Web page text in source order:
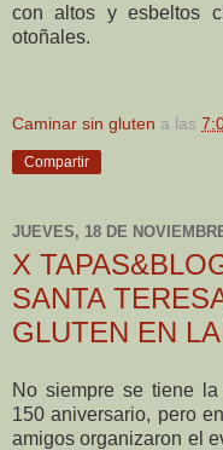
con altos y esbeltos
otoñales.
Caminar sin gluten a las
Compartir
JUEVES, 18 DE
X
SANTA
GLUTEN EN
No siempre se tiene
150 aniversario, pero
amigos organizaron el